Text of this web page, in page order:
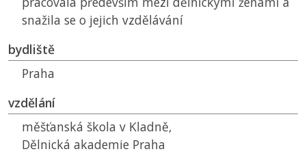
snažila se o jejich vzdělávání
bydliště
Praha
vzdělání
měšťanská škola v Kladně,
Dělnická akademie Praha